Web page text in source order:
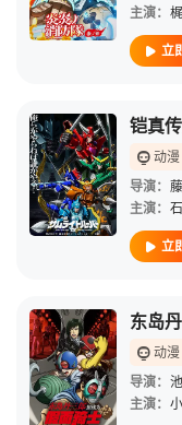
主演：
立
铠真
动漫
导演：
主演：
立
东岛
动漫
导演：
主演：